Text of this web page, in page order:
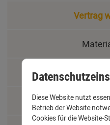
Vertrag
Diese Website nutzt
Betrieb der Website
Cookies für die Website-